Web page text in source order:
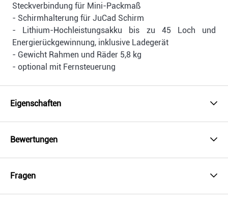
Steckverbindung für Mini-Packmaß
- Schirmhalterung für JuCad Schirm
- Lithium-Hochleistungsakku bis zu 45 Loch und
Energierückgewinnung, inklusive Ladegerät
- Gewicht Rahmen und Räder 5,8 kg
- optional mit Fernsteuerung
Eigenschaften
Bewertungen
Fragen